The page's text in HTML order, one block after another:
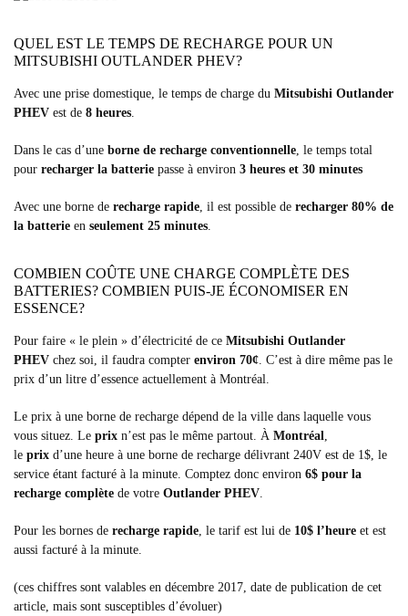
QUEL EST LE TEMPS DE RECHARGE POUR UN
MITSUBISHI OUTLANDER PHEV?
Avec une prise domestique, le temps de charge du Mitsubishi Outlander
PHEV est de 8 heures.
Dans le cas d’une borne de recharge conventionnelle, le temps total
pour recharger la batterie passe à environ 3 heures et 30 minutes
Avec une borne de recharge rapide, il est possible de recharger 80% de
la batterie en seulement 25 minutes.
COMBIEN COÛTE UNE CHARGE COMPLÈTE DES
BATTERIES? COMBIEN PUIS-JE ÉCONOMISER EN
ESSENCE?
Pour faire « le plein » d’électricité de ce Mitsubishi Outlander
PHEV chez soi, il faudra compter environ 70¢. C’est à dire même pas le
prix d’un litre d’essence actuellement à Montréal.
Le prix à une borne de recharge dépend de la ville dans laquelle vous
vous situez. Le prix n’est pas le même partout. À Montréal,
le prix d’une heure à une borne de recharge délivrant 240V est de 1$, le
service étant facturé à la minute. Comptez donc environ 6$ pour la
recharge complète de votre Outlander PHEV.
Pour les bornes de recharge rapide, le tarif est lui de 10$ l’heure et est
aussi facturé à la minute.
(ces chiffres sont valables en décembre 2017, date de publication de cet
article, mais sont susceptibles d’évoluer)